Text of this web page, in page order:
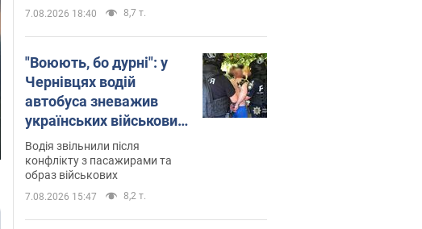
7.08.2026 18:40 8,7 т.
"Воюють, бо дурні": у
Чернівцях водій
автобуса зневажив
українських військових
і поплатився. Відео
Водія звільнили після
конфлікту з пасажирами та
образ військових
7.08.2026 15:47 8,2 т.